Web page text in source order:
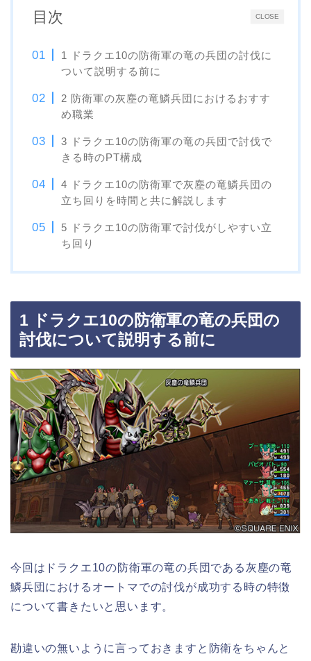
CLOSE
目次
1 ドラクエ10の防衛軍の竜の兵団の討伐に
ついて説明する前に
2 防衛軍の灰塵の竜鱗兵団におけるおすす
め職業
3 ドラクエ10の防衛軍の竜の兵団で討伐で
きる時のPT構成
4 ドラクエ10の防衛軍で灰塵の竜鱗兵団の
立ち回りを時間と共に解説します
5 ドラクエ10の防衛軍で討伐がしやすい立
ち回り
1 ドラクエ10の防衛軍の竜の兵団の
討伐について説明する前に
今回はドラクエ10の防衛軍の竜の兵団である灰塵の竜
鱗兵団におけるオートマでの討伐が成功する時の特徴
について書きたいと思います。
勘違いの無いように言っておきますと防衛をちゃんと